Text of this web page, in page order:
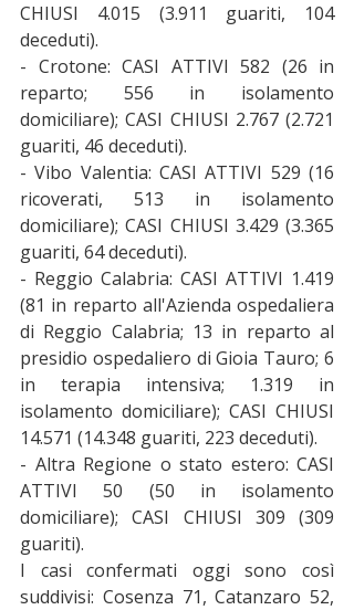
CHIUSI 4.015 (3.911 guariti, 104
deceduti).
- Crotone: CASI ATTIVI 582 (26 in
reparto; 556 in isolamento
domiciliare); CASI CHIUSI 2.767 (2.721
guariti, 46 deceduti).
- Vibo Valentia: CASI ATTIVI 529 (16
ricoverati, 513 in isolamento
domiciliare); CASI CHIUSI 3.429 (3.365
guariti, 64 deceduti).
- Reggio Calabria: CASI ATTIVI 1.419
(81 in reparto all'Azienda ospedaliera
di Reggio Calabria; 13 in reparto al
presidio ospedaliero di Gioia Tauro; 6
in terapia intensiva; 1.319 in
isolamento domiciliare); CASI CHIUSI
14.571 (14.348 guariti, 223 deceduti).
- Altra Regione o stato estero: CASI
ATTIVI 50 (50 in isolamento
domiciliare); CASI CHIUSI 309 (309
guariti).
I casi confermati oggi sono così
suddivisi: Cosenza 71, Catanzaro 52,